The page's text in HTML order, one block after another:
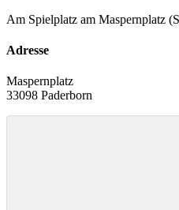
Am Spielplatz am Maspernplatz
Adresse
Maspernplatz
33098 Paderborn